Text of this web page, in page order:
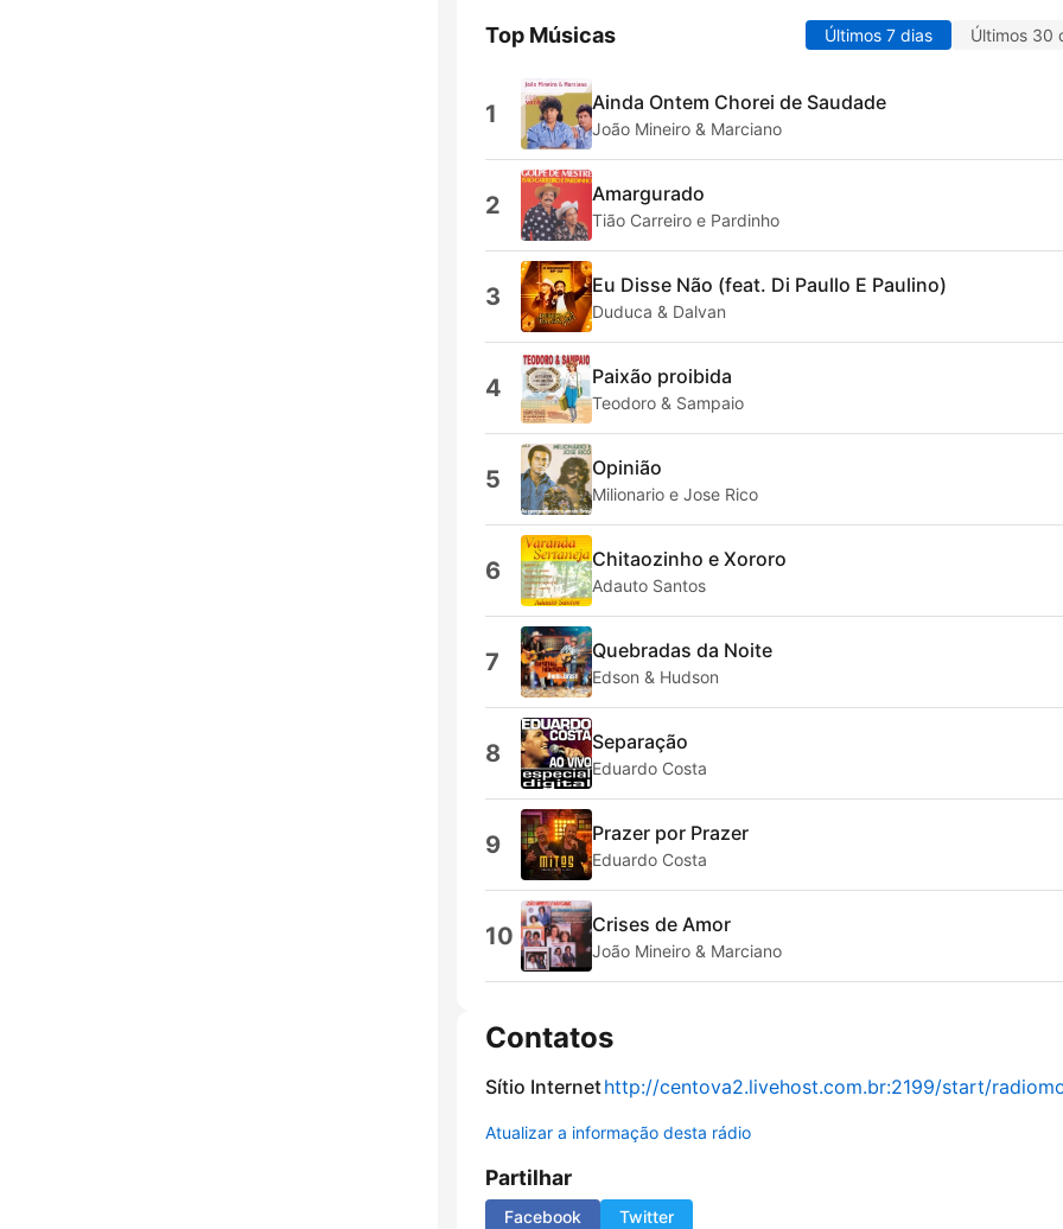
Top Músicas Últimos 7 dias Últimos 30
1 Ainda Ontem Chorei de Saudade
João Mineiro & Marciano
2 Amargurado
Tião Carreiro e Pardinho
3 Eu Disse Não (feat. Di Paullo E Paulino)
Duduca & Dalvan
4 Paixão proibida
Teodoro & Sampaio
5 Opinião
Milionario e Jose Rico
6 Chitaozinho e Xororo
Adauto Santos
7 Quebradas da Noite
Edson & Hudson
8 Separação
Eduardo Costa
9 Prazer por Prazer
Eduardo Costa
10 Crises de Amor
João Mineiro & Marciano
Contatos
Sítio Internethttp://centova2.livehost.com.br:2199/start/
Atualizar a informação desta rádio
Partilhar
Facebook Twitter